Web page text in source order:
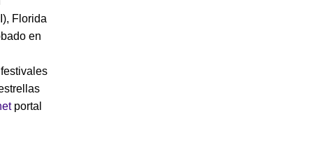
Florida
en
portal